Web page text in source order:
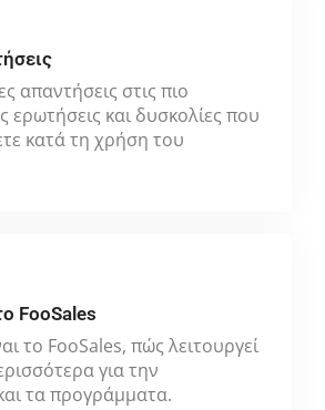
απαντήσεις στις πιο
ερωτήσεις και δυσκολίες που
κατά τη χρήση του
FooSales
το FooSales, πώς λειτουργεί
για την
τα προγράμματα.